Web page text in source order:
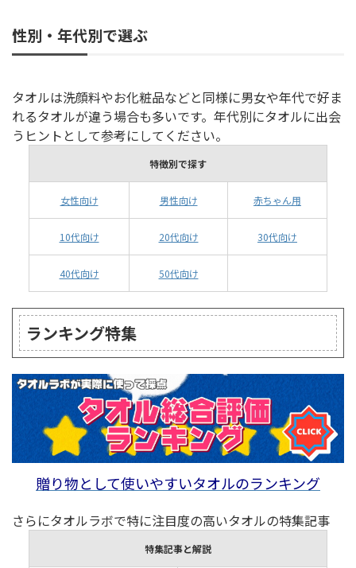
性別・年代別で選ぶ
タオルは洗顔料やお化粧品などと同様に男女や年代で好ま
れるタオルが違う場合も多いです。年代別にタオルに出会
うヒントとして参考にしてください。
特徴別で探す
女性向け 男性向け 赤ちゃん用
10代向け 20代向け 30代向け
40代向け 50代向け
ランキング特集
贈り物として使いやすいタオルのランキング
さらにタオルラボで特に注目度の高いタオルの特集記事
特集記事と解説